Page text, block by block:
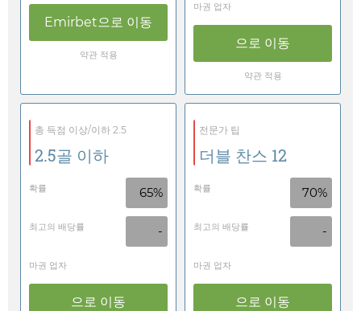
Emirbet으로 이동
약관 적용
마권 업자
으로 이동
약관 적용
총 득점 이상/이하 2.5
2.5골 이하
확률 65%
최고의 배당률 -
마권 업자
으로 이동
전문가 팁
더블 찬스 12
확률 70%
최고의 배당률 -
마권 업자
으로 이동